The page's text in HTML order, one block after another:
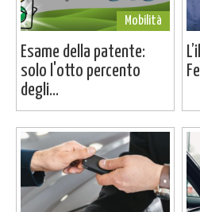
Mobilità
Esame della patente:
solo l'otto percento
degli...